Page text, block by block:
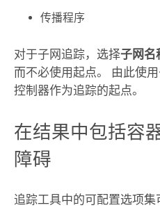
传播程序
对于子网追踪，选择子网名
而不必使用起点。 由此使
控制器作为追踪的起点。
在结果中包括容
障碍
追踪工具中的可配置选项